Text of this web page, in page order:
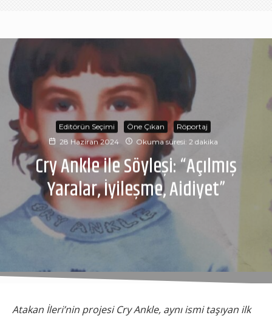
Editörün Seçimi Öne Çıkan
Röportaj
28 Haziran 2024
Okuma süresi: 2 dakika
Cry Ankle ile Söyleşi: “Açılmış
Yaralar, İyileşme, Aidiyet”
Atakan İleri’nin projesi Cry Ankle, aynı ismi taşıyan ilk